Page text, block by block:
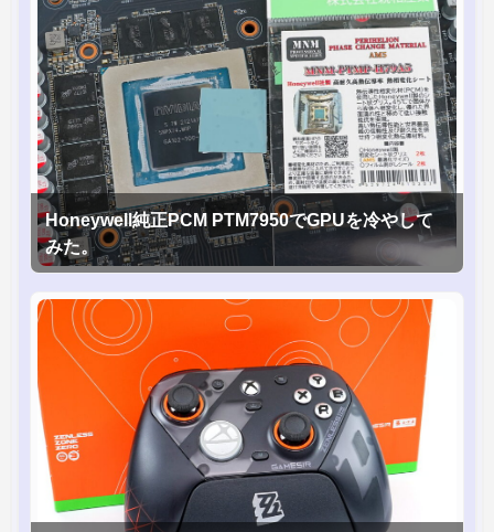
Honeywell純正PCM PTM7950でGPUを冷やして
みた。